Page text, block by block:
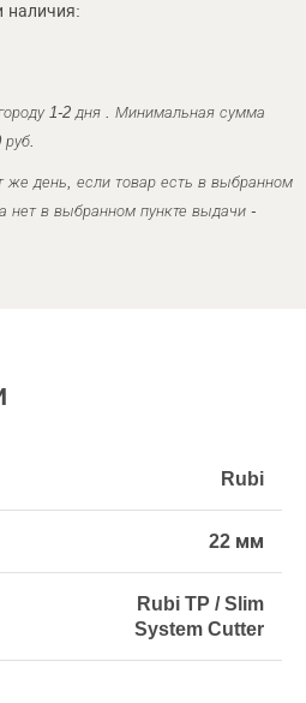
наличия:
1-2 дня . Минимальная сумма
руб.
день, если товар есть в выбранном
нет в выбранном пункте выдачи -
Rubi
22 мм
Rubi TP / Slim
System Cutter